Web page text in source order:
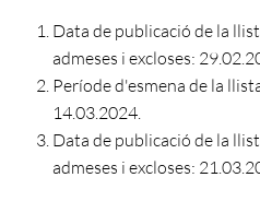
Data de publicació de la
admeses i excloses:
Període d'esmena de la
14.03.2024.
Data de publicació de la
admeses i excloses: